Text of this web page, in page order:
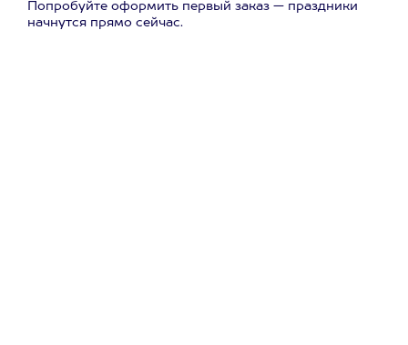
Попробуйте оформить первый заказ — праздники
начнутся прямо сейчас.